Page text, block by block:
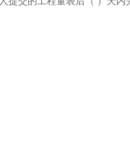
师。善
中国人
价咨询